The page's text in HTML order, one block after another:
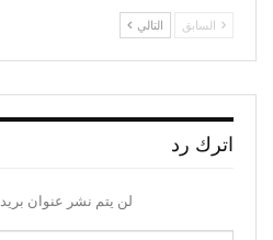
السابق التالي
اترك رد
لن يتم نشر عنوان